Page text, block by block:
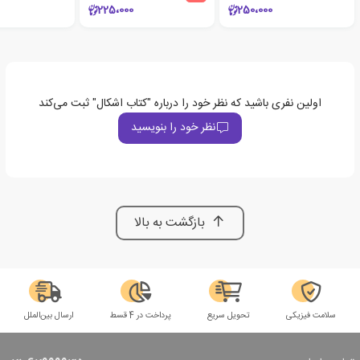
250،000 225،000
اولین نفری باشید که نظر خود را درباره "کتاب اشکال" ثبت می‌کند
نظر خود را بنویسید
بازگشت به بالا
سلامت فیزیکی تحویل سریع پرداخت در 4 قسط ارسال بین‌الملل